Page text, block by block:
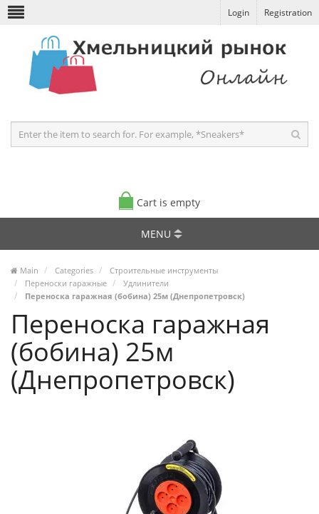
Login Registration
Cart is empty
MENU
Main Categories
Строительные инструменты
Переноски гаражные
Удлинители
Переноска гаражная (бобина) 25м (Днепропетровск)
Переноска гаражная
(бобина) 25м
(Днепропетровск)